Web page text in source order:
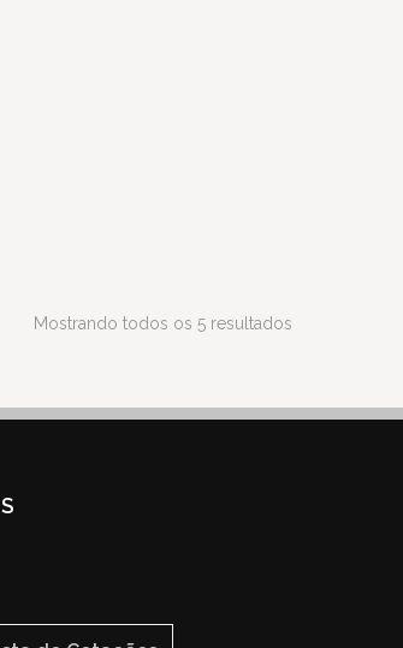
Mostrando todos os 5 resultados